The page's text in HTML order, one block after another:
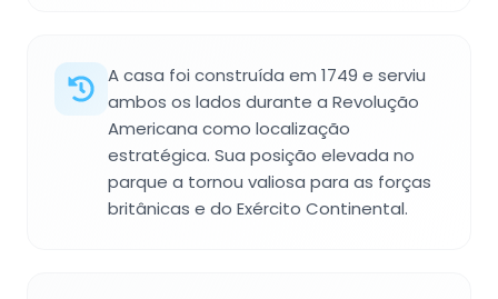
A casa foi construída em 1749 e serviu
ambos os lados durante a Revolução
Americana como localização
estratégica. Sua posição elevada no
parque a tornou valiosa para as forças
britânicas e do Exército Continental.